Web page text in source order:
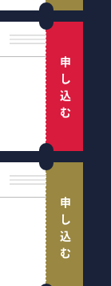
申し込む
申し込む